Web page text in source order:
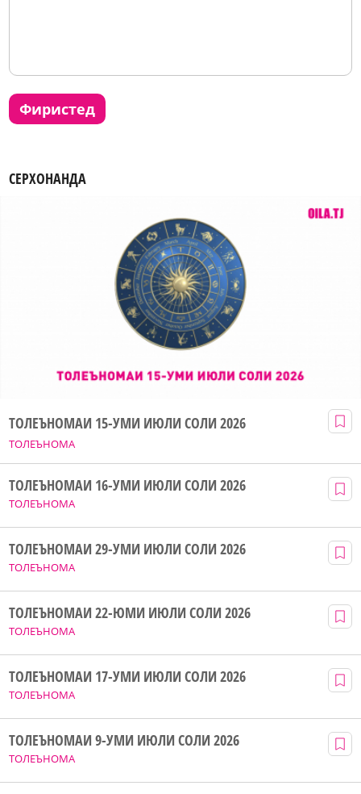
фиристед
СЕРХОНАНДА
ТОЛЕЪНОМА
ТОЛЕЪНОМАИ 15-УМИ ИЮЛИ СОЛИ 2026
ТОЛЕЪНОМА
ТОЛЕЪНОМАИ 16-УМИ ИЮЛИ СОЛИ 2026
ТОЛЕЪНОМА
ТОЛЕЪНОМАИ 29-УМИ ИЮЛИ СОЛИ 2026
ТОЛЕЪНОМА
ТОЛЕЪНОМАИ 22-ЮМИ ИЮЛИ СОЛИ 2026
ТОЛЕЪНОМА
ТОЛЕЪНОМАИ 17-УМИ ИЮЛИ СОЛИ 2026
ТОЛЕЪНОМА
ТОЛЕЪНОМАИ 9-УМИ ИЮЛИ СОЛИ 2026